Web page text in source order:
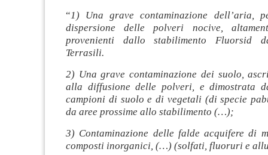
“1) Una grave contaminazione dell’aria,
dispersione delle polveri nocive,
provenienti dallo stabilimento Fluorsid
Terrasili.
2) Una grave contaminazione dei suolo,
alla diffusione delle polveri, e dimostrata
campioni di suolo e di vegetali (di specie
da aree prossime allo stabilimento (…);
3) Contaminazione delle falde acquifere di
composti inorganici, (…) (solfati, fluoruri e